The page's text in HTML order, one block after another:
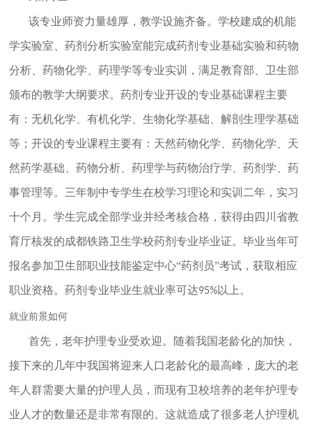
该专业师资力量雄厚，教学设施齐备。学校建成的机能
学实验室、药剂分析实验室能完成药剂专业基础实验和药物
分析、药物化学、药理学等专业实训，满足教育部、卫生部
颁布的教学大纲要求。药剂专业开设的专业基础课程主要
有：无机化学、有机化学、生物化学基础、解剖生理学基础
等；开设的专业课程主要有：天然药物化学、药物化学、天
然药学基础、药物分析、药理学与药物治疗学、药剂学、药
事管理等。三年制中专学生在校学习理论和实训二年，实习
十个月。学生完成全部学业并经考核合格，获得由四川省教
育厅核发的成都铁路卫生学校药剂专业毕业证。毕业当年可
报名参加卫生部职业技能鉴定中心“药剂员”考试，获取相应
职业资格。药剂专业毕业生就业率可达95%以上。
就业前景如何
首先，老年护理专业受欢迎。随着我国老龄化的加快，
接下来的几年中我国将迎来人口老龄化的最高峰，庞大的老
年人群需要大量的护理人员，而现有卫校培养的老年护理专
业人才的数量还是非常有限的。这就造成了很多老人护理机